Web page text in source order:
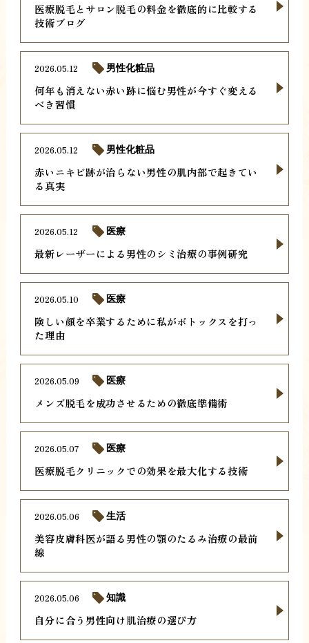
医療脱毛とサロン脱毛の料金を徹底的に比較する
技術ブログ
何年も消えない赤い跡に悩む男性が今すぐ変える
べき習慣
2026.05.12 男性化粧品
赤いニキビ跡が治らない男性の肌内部で起きてい
る真実
2026.05.12 男性化粧品
最新レーザーによる男性のシミ治療の事例研究
2026.05.12 医療
険しい顔を卒業するために私がボトックスを打っ
た理由
2026.05.10 医療
メンズ脱毛を成功させるための徹底準備術
2026.05.09 医療
医療脱毛クリニックでの効果を最大化する技術
2026.05.07 医療
美容皮膚科医が語る男性の顎のたるみ治療の最前
線
2026.05.06 生活
自分に合う男性向け肌治療の選び方
2026.05.06 知識